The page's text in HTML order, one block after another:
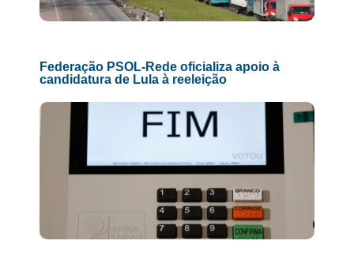
Federação PSOL-Rede oficializa apoio à
candidatura de Lula à reeleição